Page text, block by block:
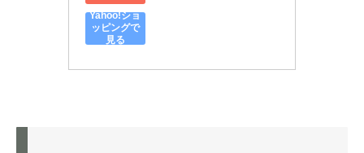
Yahoo!ショ
ッピングで
見る